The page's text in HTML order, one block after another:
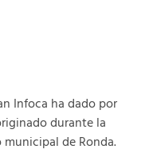
Infoca ha dado por
durante la
de Ronda.